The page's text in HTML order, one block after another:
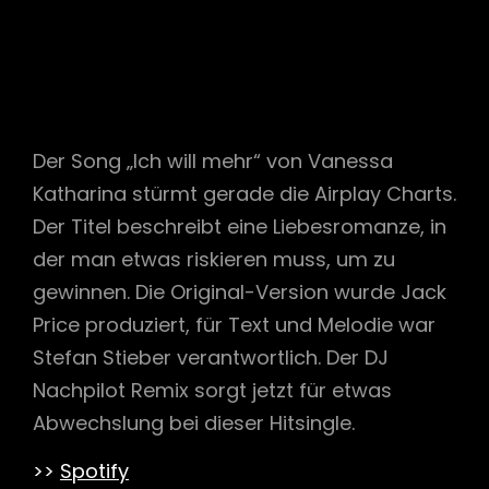
Der Song „Ich will mehr“ von Vanessa
Katharina stürmt gerade die Airplay Charts.
Der Titel beschreibt eine Liebesromanze, in
der man etwas riskieren muss, um zu
gewinnen. Die Original-Version wurde Jack
Price produziert, für Text und Melodie war
Stefan Stieber verantwortlich. Der DJ
Nachpilot Remix sorgt jetzt für etwas
Abwechslung bei dieser Hitsingle.
>> Spotify